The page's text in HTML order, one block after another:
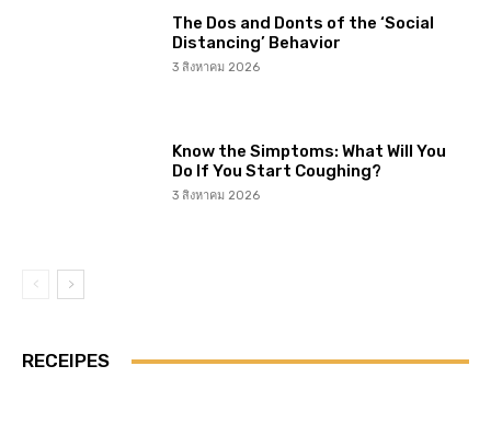
The Dos and Donts of the ‘Social
Distancing’ Behavior
3 สิงหาคม 2026
Know the Simptoms: What Will You
Do If You Start Coughing?
3 สิงหาคม 2026
RECEIPES